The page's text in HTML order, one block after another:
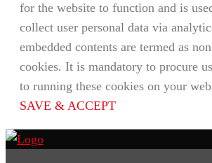
for the website to function and is
collect user personal data via
embedded contents are termed as
cookies. It is mandatory to procure
to running these cookies on your
SAVE & ACCEPT